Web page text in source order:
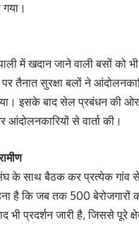
में खदान जाने वाली बसों को
तैनात सुरक्षा बलों ने
इसके बाद सेल प्रबंधन की
से वार्ता की।
संघ के साथ बैठक कर प्रत्येक गांव
है कि जब तक 500 बेरोजगारों
भी प्रदर्शन जारी है, जिससे पूरे